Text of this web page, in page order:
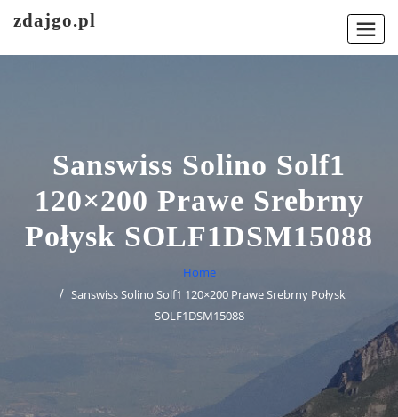
zdajgo.pl
Sanswiss Solino Solf1
120×200 Prawe Srebrny
Połysk SOLF1DSM15088
Home
Sanswiss Solino Solf1 120×200 Prawe Srebrny Połysk
SOLF1DSM15088